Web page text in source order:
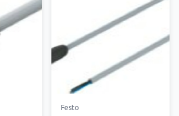
Festo